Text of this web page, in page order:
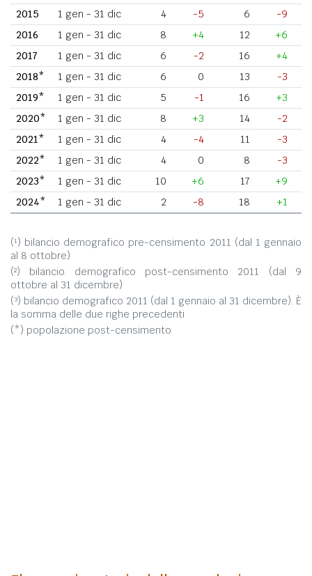
2015
1 gen - 31 dic 4 -5 6
-9
2016
1 gen - 31 dic 8 +4 12
+6
2017
1 gen - 31 dic 6 -2 16
+4
2018*
1 gen - 31 dic 6 0 13
-3
2019*
1 gen - 31 dic 5 -1 16
+3
2020*
1 gen - 31 dic 8 +3 14
-2
2021*
1 gen - 31 dic 4 -4 11
-3
2022*
1 gen - 31 dic 4 0 8
-3
2023*
1 gen - 31 dic 10 +6 17
+9
2024*
1 gen - 31 dic 2 -8 18 +1
(¹) bilancio demografico pre-censimento 2011 (dal 1 gennaio
al 8 ottobre)
(²) bilancio demografico post-censimento 2011 (dal 9
ottobre al 31 dicembre)
(³) bilancio demografico 2011 (dal 1 gennaio al 31 dicembre). È
la somma delle due righe precedenti
(*) popolazione post-censimento